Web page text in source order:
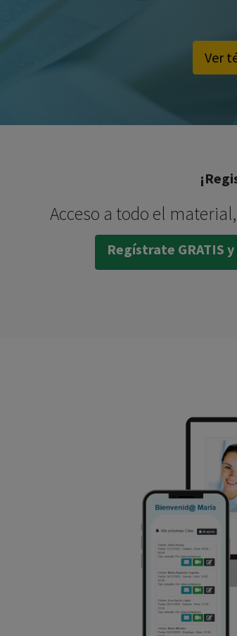
Ver
Acceso a todo el
Regístrate GRATIS